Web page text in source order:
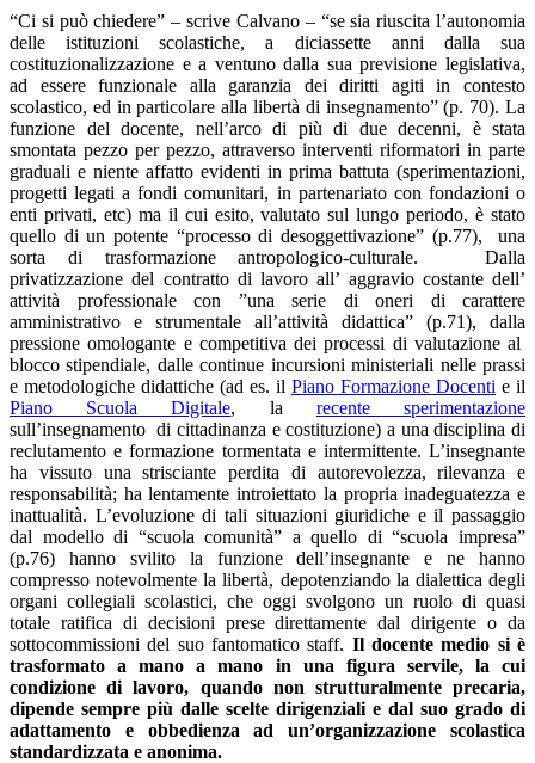
“Ci si può chiedere” – scrive Calvano – “se sia riuscita l’autonomia
delle istituzioni scolastiche, a diciassette anni dalla sua
costituzionalizzazione e a ventuno dalla sua previsione legislativa,
ad essere funzionale alla garanzia dei diritti agiti in contesto
scolastico, ed in particolare alla libertà di insegnamento” (p. 70). La
funzione del docente, nell’arco di più di due decenni, è stata
smontata pezzo per pezzo, attraverso interventi riformatori in parte
graduali e niente affatto evidenti in prima battuta (sperimentazioni,
progetti legati a fondi comunitari, in partenariato con fondazioni o
enti privati, etc) ma il cui esito, valutato sul lungo periodo, è stato
quello di un potente “processo di desoggettivazione” (p.77), una
sorta di trasformazione antropologico-culturale. Dalla
privatizzazione del contratto di lavoro all’ aggravio costante dell’
attività professionale con ”una serie di oneri di carattere
amministrativo e strumentale all’attività didattica” (p.71), dalla
pressione omologante e competitiva dei processi di valutazione al
blocco stipendiale, dalle continue incursioni ministeriali nelle prassi
e metodologiche didattiche (ad es. il Piano Formazione Docenti e il
Piano Scuola Digitale, la recente sperimentazione
sull’insegnamento di cittadinanza e costituzione) a una disciplina di
reclutamento e formazione tormentata e intermittente. L’insegnante
ha vissuto una strisciante perdita di autorevolezza, rilevanza e
responsabilità; ha lentamente introiettato la propria inadeguatezza e
inattualità. L’evoluzione di tali situazioni giuridiche e il passaggio
dal modello di “scuola comunità” a quello di “scuola impresa”
(p.76) hanno svilito la funzione dell’insegnante e ne hanno
compresso notevolmente la libertà, depotenziando la dialettica degli
organi collegiali scolastici, che oggi svolgono un ruolo di quasi
totale ratifica di decisioni prese direttamente dal dirigente o da
sottocommissioni del suo fantomatico staff. Il docente medio si è
trasformato a mano a mano in una figura servile, la cui
condizione di lavoro, quando non strutturalmente precaria,
dipende sempre più dalle scelte dirigenziali e dal suo grado di
adattamento e obbedienza ad un’organizzazione scolastica
standardizzata e anonima.